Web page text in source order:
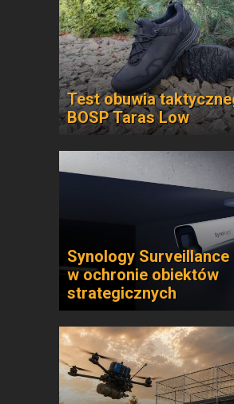
Test obuwia
BOSP Taras Low
Synology
w ochronie obiektów
strategicznych